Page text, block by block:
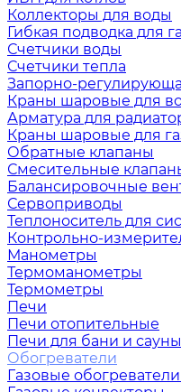
Коллекторы для воды
Гибкая подводка для
Счетчики воды
Счетчики тепла
Запорно-
Краны шаровые для
Арматура для
Краны шаровые для
Обратные клапаны
Смесительные
Балансировочные
Сервоприводы
Теплоноситель для
Контрольно-
Манометры
Термоманометры
Термометры
Печи
Печи отопительные
Печи для бани и сауны
Обогреватели
Газовые